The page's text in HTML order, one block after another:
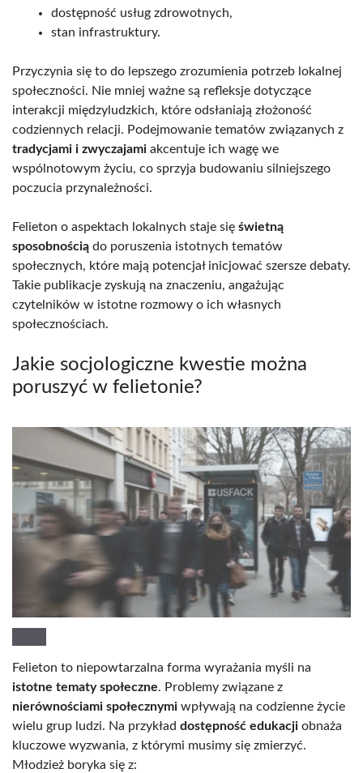
dostępność usług zdrowotnych,
stan infrastruktury.
Przyczynia się to do lepszego zrozumienia potrzeb lokalnej
społeczności. Nie mniej ważne są refleksje dotyczące
interakcji międzyludzkich, które odsłaniają złożoność
codziennych relacji. Podejmowanie tematów związanych z
tradycjami i zwyczajami akcentuje ich wagę we
wspólnotowym życiu, co sprzyja budowaniu silniejszego
poczucia przynależności.
Felieton o aspektach lokalnych staje się świetną
sposobnością do poruszenia istotnych tematów
społecznych, które mają potencjał inicjować szersze debaty.
Takie publikacje zyskują na znaczeniu, angażując
czytelników w istotne rozmowy o ich własnych
społecznościach.
Jakie socjologiczne kwestie można
poruszyć w felietonie?
Felieton to niepowtarzalna forma wyrażania myśli na
istotne tematy społeczne. Problemy związane z
nierównościami społecznymi wpływają na codzienne życie
wielu grup ludzi. Na przykład dostępność edukacji obnaża
kluczowe wyzwania, z którymi musimy się zmierzyć.
Młodzież boryka się z: